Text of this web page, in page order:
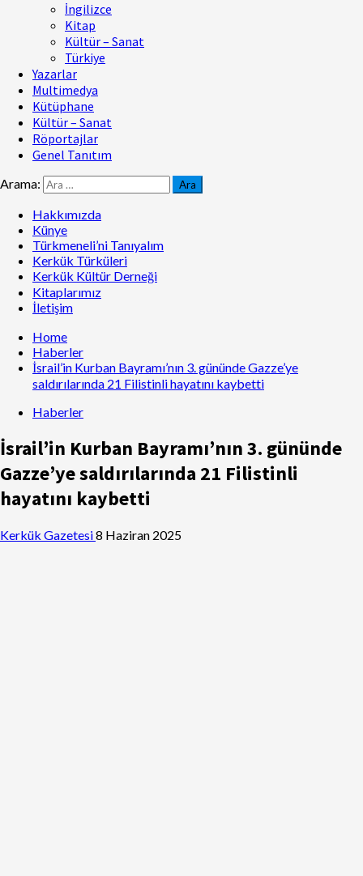
İngilizce
Kitap
Kültür – Sanat
Türkiye
Yazarlar
Multimedya
Kütüphane
Kültür – Sanat
Röportajlar
Genel Tanıtım
Arama:
Hakkımızda
Künye
Türkmeneli’ni Tanıyalım
Kerkük Türküleri
Kerkük Kültür Derneği
Kitaplarımız
İletişim
Home
Haberler
İsrail’in Kurban Bayramı’nın 3. gününde Gazze’ye
saldırılarında 21 Filistinli hayatını kaybetti
Haberler
İsrail’in Kurban Bayramı’nın 3. gününde
Gazze’ye saldırılarında 21 Filistinli
hayatını kaybetti
Kerkük Gazetesi8 Haziran 2025